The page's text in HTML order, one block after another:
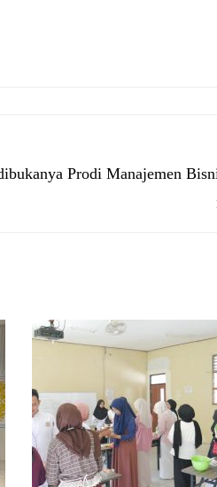
Prodi Manajemen
dan